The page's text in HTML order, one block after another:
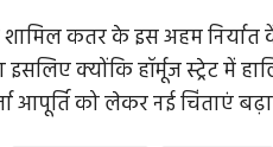
कतर के इस अहम निर्यात
क्योंकि हॉर्मूज स्ट्रेट में
आपूर्ति को लेकर नई चिंताएं